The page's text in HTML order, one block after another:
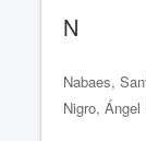
N
Nabaes,
Nigro, Ángel